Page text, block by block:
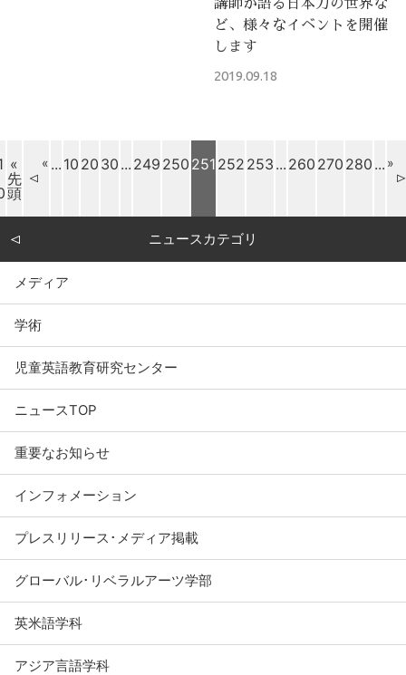
ど、様々なイベントを開催
します
2019.09.18
«
先
頭
« ... 10 20 30 ... 249 250 251 252 253 ... 260 270 280 ... »
ニュースカテゴリ
メディア
学術
児童英語教育研究センター
ニュースTOP
重要なお知らせ
インフォメーション
プレスリリース･メディア掲載
グローバル･リベラルアーツ学部
英米語学科
アジア言語学科